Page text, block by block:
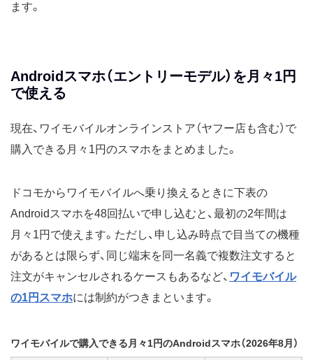
ます。
Androidスマホ（エントリーモデル）を月々1円
で使える
現在、ワイモバイルオンラインストア（ヤフー店も含む）で
購入できる月々1円のスマホをまとめました。
ドコモからワイモバイルへ乗り換えるときに下表の
Androidスマホを48回払いで申し込むと、最初の2年間は
月々1円で使えます。ただし、申し込み時点で目当ての機種
があるとは限らず、同じ端末を同一名義で複数注文すると
注文がキャンセルされるケースもあるなど、 ワイモバイル
の1円スマホには制約がつきまといます。
ワイモバイルで購入できる月々1円のAndroidスマホ（2026年8月）